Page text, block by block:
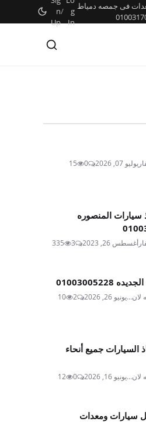
فى جمصه دمياط
g
In
/
n
Up
يوليو 07, 2026 0
15
سيارات المنصوره
أغسطس 26, 2023 3
335
01003005228
لان...يونيو 26, 2026 2
10
السيارات جميع أنحاء
لان...يونيو 16, 2026 0
12
سيارات ومعدات